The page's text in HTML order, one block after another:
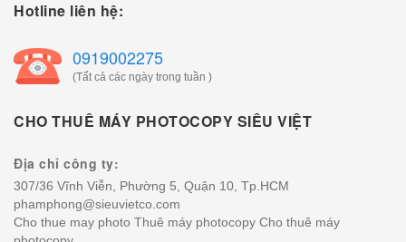
Hotline liên hệ:
0919002275
(Tất cả các ngày trong tuần )
CHO THUÊ MÁY PHOTOCOPY SIÊU VIỆT
Địa chỉ công ty:
307/36 Vĩnh Viễn, Phường 5, Quận 10, Tp.HCM
phamphong@sieuvietco.com
Cho thue may photo Thuê máy photocopy Cho thuê máy